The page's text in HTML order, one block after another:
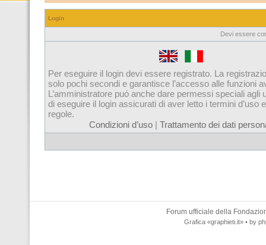
Login
Devi essere
Per eseguire il login devi essere registrato. La
solo pochi secondi e garantisce l’accesso alle funzioni
L’amministratore puó anche dare permessi speciali agli
di eseguire il login assicurati di aver letto i termini d’uso
regole.
Condizioni d’uso | Trattamento dei dati
Forum ufficiale della
Grafica «graphieti.it» • by